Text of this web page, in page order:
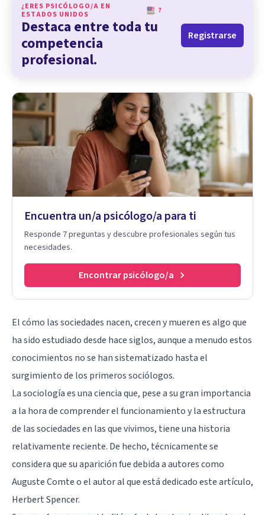
¿ERES PSICÓLOGO/A EN
ESTADOS UNIDOS
?
Destaca entre toda tu
competencia
profesional.
Registrarse
Encuentra un/a psicólogo/a para ti
Responde 7 preguntas y descubre profesionales según tus
necesidades.
Encontrar psicólogo/a
El cómo las sociedades nacen, crecen y mueren es algo que
ha sido estudiado desde hace siglos, aunque a menudo estos
conocimientos no se han sistematizado hasta el
surgimiento de los primeros sociólogos.
La sociología es una ciencia que, pese a su gran importancia
a la hora de comprender el funcionamiento y la estructura
de las sociedades en las que vivimos, tiene una historia
relativamente reciente. De hecho, técnicamente se
considera que su aparición fue debida a autores como
Auguste Comte o el autor al que está dedicado este artículo,
Herbert Spencer.